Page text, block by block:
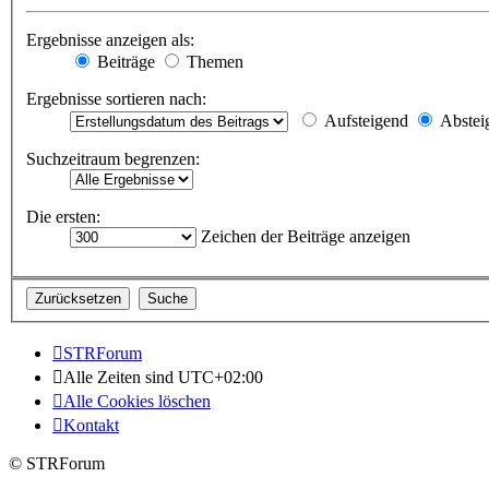
Ergebnisse anzeigen als:
Beiträge
Themen
Ergebnisse sortieren nach:
Aufsteigend
Suchzeitraum begrenzen:
Die ersten:
Zeichen der Beiträge anzeigen
STRForum
Alle Zeiten sind UTC+02:00
Alle Cookies löschen
Kontakt
© STRForum